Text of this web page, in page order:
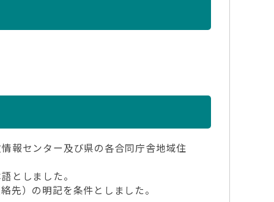
報センター及び県の各合同庁舎地域住
としました。
先）の明記を条件としました。